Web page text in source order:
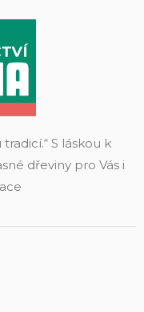
S láskou k
dřeviny pro Vás i